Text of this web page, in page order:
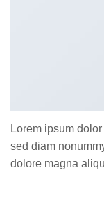
Lorem ipsum
sed diam
dolore magna